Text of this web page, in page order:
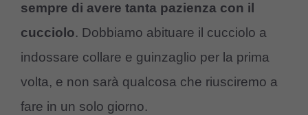
sempre di avere tanta pazienza con il
cucciolo. Dobbiamo abituare il cucciolo a
indossare collare e guinzaglio per la prima
volta, e non sarà qualcosa che riusciremo a
fare in un solo giorno.